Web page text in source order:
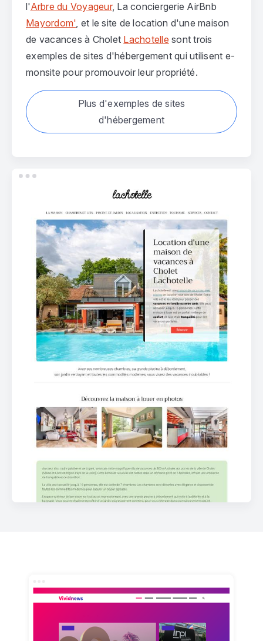
l'Arbre du Voyageur, La conciergerie AirBnb
Mayordom', et le site de location d'une maison
de vacances à Cholet Lachotelle sont trois
exemples de sites d'hébergement qui utilisent e-
monsite pour promouvoir leur propriété.
Plus d'exemples de sites
d'hébergement